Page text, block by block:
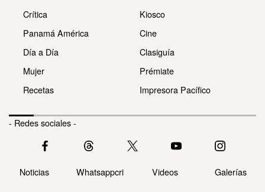
Crítica
Panamá América
Día a Día
Mujer
Recetas
Kiosco
Cine
Clasiguía
Prémiate
Impresora Pacífico
- Redes sociales -
Noticias Whatsappcri Videos Galerías